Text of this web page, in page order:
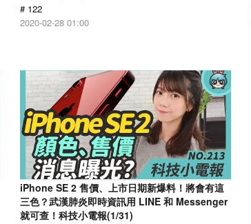
# 122
2020-02-28 01:00
iPhone SE 2 售價、上市日期新爆料！將會有這
三色？武漢肺炎即時資訊用 LINE 和 Messenger
就可查！科技小電報(1/31)